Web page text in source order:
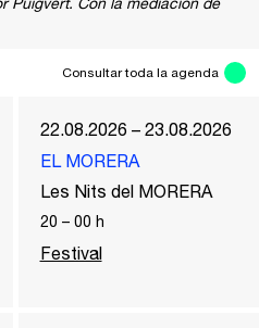
Consultar toda la agenda
22.08.2026 – 23.08.2026
EL MORERA
Les Nits del MORERA
20 – 00 h
Festival